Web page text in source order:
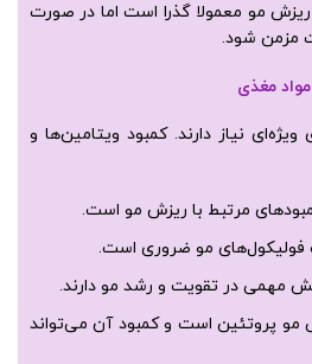
مو معمولا گذرا است اما در صورت
مزمن شود.
نیاز دارند. کمبود ویتامین‌ها و
مرتبط با ریزش مو است.
فولیکول‌های مو ضروری است.
مهمی در تقویت و رشد مو دارند.
مو پروتئین است و کمبود آن می‌تواند